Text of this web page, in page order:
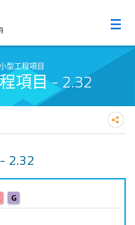
型工程項目
項目 - 2.32
2.32
G